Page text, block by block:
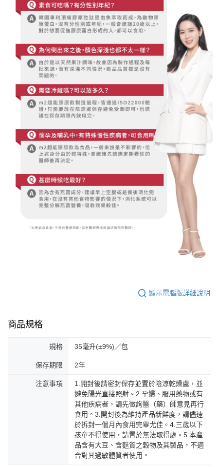
顯示電腦版詳細說明
商品規格
規格 35毫升(±9%)／包
保存期限 2年
注意事項
1.開封後請密封保存並置於陰涼乾燥處，並
避免陽光直接照射。2.孕婦、服用藥物或有
其他疾病者，請先徵詢醫（藥）師意見再行
食用。3.開封後為維持產品新鮮度，請儘速
於拆封一個月內食用完畢尤佳。4.三歲以下
孩童不得使用，請置於無法取得處。5.本產
品含有大豆、含麩質之穀物及其製品，不適
合對其過敏體質者使用。